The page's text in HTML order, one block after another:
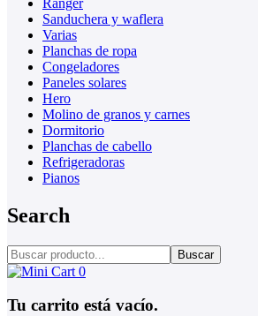
Sanduchera y waflera
Varias
Planchas de ropa
Congeladores
Paneles solares
Hero
Molino de granos y carnes
Dormitorio
Planchas de cabello
Refrigeradoras
Pianos
Search
Buscar
0
Tu carrito está vacío.